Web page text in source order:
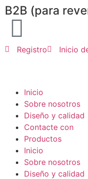
B2B (para
Registro Inicio
Inicio
Sobre nosotros
Diseño y calidad
Contacte con
Productos
Inicio
Sobre nosotros
Diseño y calidad